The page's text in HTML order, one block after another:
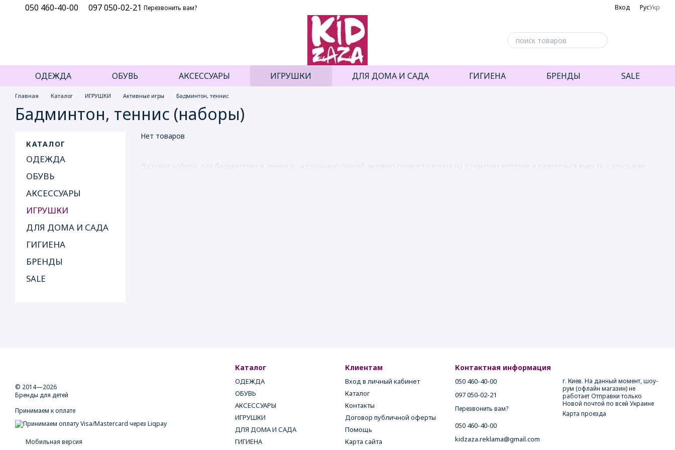
Перейти к основному контенту
050 460-40-00 097 050-02-21 Перезвонить вам? Вход РусУкр
ОДЕЖДА ОБУВЬ АКСЕССУАРЫ ИГРУШКИ ДЛЯ ДОМА И САДА ГИГИЕНА БРЕНДЫ SALE
Главная Каталог ИГРУШКИ Активные игры Бадминтон, теннис
Бадминтон, теннис (наборы)
Детский наборы для бадминтона и тенниса - идеальный способ активно провести время на открытом воздухе и развлечься вместе с друзьями.
Нет товаров
КАТАЛОГ
ОДЕЖДА
ОБУВЬ
АКСЕССУАРЫ
ИГРУШКИ
ДЛЯ ДОМА И САДА
ГИГИЕНА
БРЕНДЫ
SALE
© 2014—2026
Бренды для детей
Принимаем к оплате
Мобильная версия
Каталог
ОДЕЖДА
ОБУВЬ
АКСЕССУАРЫ
ИГРУШКИ
ДЛЯ ДОМА И САДА
ГИГИЕНА
Клиентам
Вход в личный кабинет
Каталог
Контакты
Договор публичной оферты
Помощь
Карта сайта
Контактная информация
050 460-40-00
097 050-02-21
Перезвонить вам?
050 460-40-00
kidzaza.reklama@gmail.com
г. Киев. На данный момент, шоу-
рум (офлайн магазин) не
работает Отправки только
Новой почтой по всей Украине
Карта проезда